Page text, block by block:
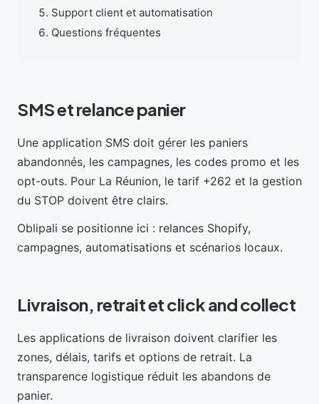
Support client et automatisation
Questions fréquentes
SMS et relance panier
Une application SMS doit gérer les paniers
abandonnés, les campagnes, les codes promo et les
opt-outs. Pour La Réunion, le tarif +262 et la gestion
du STOP doivent être clairs.
Oblipali se positionne ici : relances Shopify,
campagnes, automatisations et scénarios locaux.
Livraison, retrait et click and collect
Les applications de livraison doivent clarifier les
zones, délais, tarifs et options de retrait. La
transparence logistique réduit les abandons de
panier.